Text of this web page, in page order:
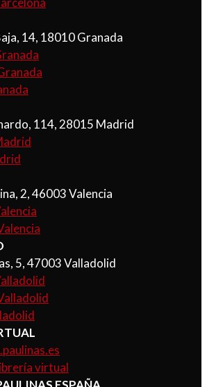
14, 18010 Granada
114, 28015 Madrid
2, 46003 Valencia
5, 47003 Valladolid